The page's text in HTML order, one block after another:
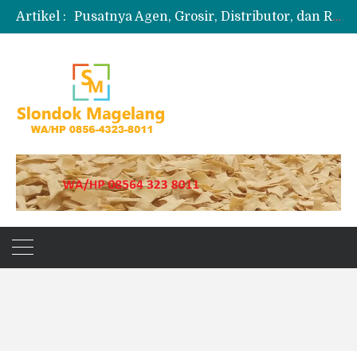
Artikel :
Pusatnya Agen, Grosir, Distributor, dan Reseller Puyur Koin
Produksi Slondok
Jual Puyur Koin Mentah 1 Ball 5 kg